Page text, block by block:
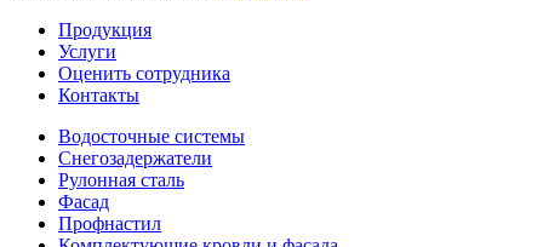
Продукция
Услуги
Оценить сотрудника
Контакты
Водосточные системы
Снегозадержатели
Рулонная сталь
Фасад
Профнастил